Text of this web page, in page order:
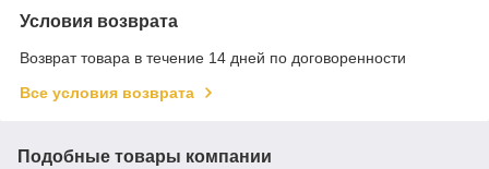
Условия возврата
Возврат товара в течение 14 дней по договоренности
Все условия возврата
Подобные товары компании